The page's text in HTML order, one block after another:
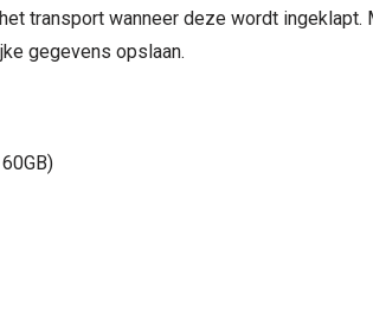
transport wanneer deze wordt
gegevens opslaan.